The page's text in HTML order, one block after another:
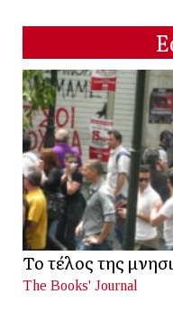
Το τέλος της
The Books' Journal